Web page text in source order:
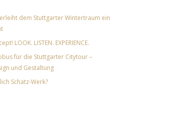
dem Stuttgarter Wintertraum ein
LOOK. LISTEN. EXPERIENCE.
für die Stuttgarter Citytour –
und Gestaltung
Schatz-Werk?